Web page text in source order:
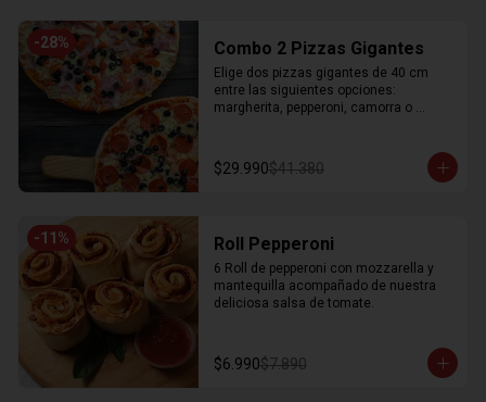
-28% Combo 2 Pizzas Gigantes
Elige dos pizzas gigantes de 40 cm
entre las siguientes opciones:
margherita, pepperoni, camorra o
$29.990$41.380
-11 % Roll Pepperoni
6 Roll de pepperoni con mozzarella y
mantequilla acompañado de nuestra
deliciosa salsa de tomate.
$6.990$7.890